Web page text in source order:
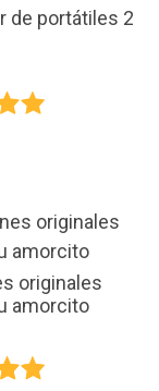
de portátiles 2
originales
amorcito